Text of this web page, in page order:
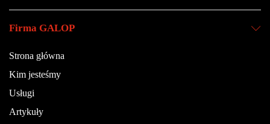
Firma GALOP
Strona główna
Kim jesteśmy
Usługi
Artykuły